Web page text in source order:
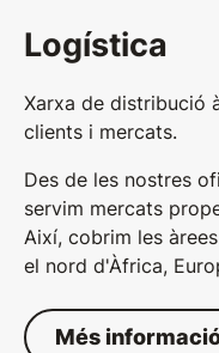
Logística
Xarxa de distribució
clients i mercats.
Des de les nostres
servim mercats
Així, cobrim les
el nord d'Àfrica,
Més